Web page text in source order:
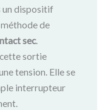
un dispositif
de
sec.
sortie
tension. Elle se
interrupteur